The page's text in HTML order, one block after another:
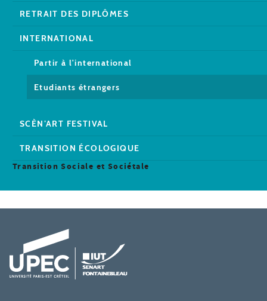
RETRAIT DES DIPLÔMES
INTERNATIONAL
Partir à l'international
Etudiants étrangers
SCÈN’ART FESTIVAL
TRANSITION ÉCOLOGIQUE
Transition Sociale et Sociétale